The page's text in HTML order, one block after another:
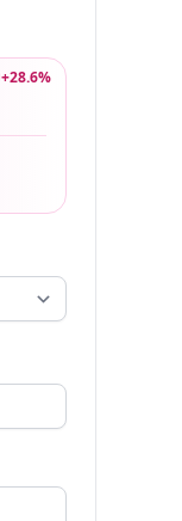
+28.6%